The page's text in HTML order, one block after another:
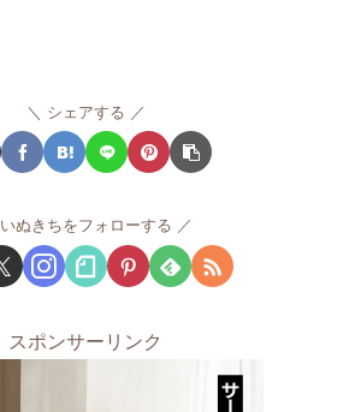
シェアする
いぬきちをフォローする
スポンサーリンク